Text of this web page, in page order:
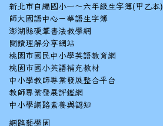
新北市自編國小一～六年級生字簿(甲乙本)
師大國語中心－華語生字簿
澎湖縣硬筆書法教學網
閱讀理解分享網站
桃園市國民中小學英語教育網
桃園市國小英語補充教材
中小學教師專業發展整合平台
教師專業發展評鑑網
中小學網路素養與認知
網路藝學園